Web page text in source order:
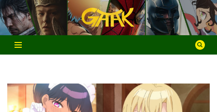
Aller
au
contenu